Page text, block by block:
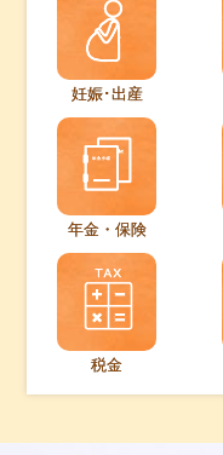
妊娠･出産
年金・保険
税金